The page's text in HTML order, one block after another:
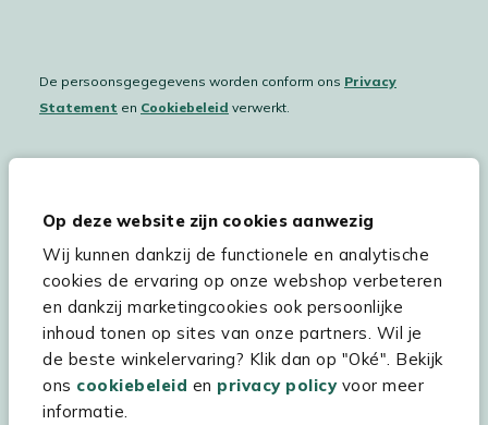
Op deze website zijn cookies aanwezig
Wij kunnen dankzij de functionele en analytische
cookies de ervaring op onze webshop verbeteren
en dankzij marketingcookies ook persoonlijke
inhoud tonen op sites van onze partners. Wil je
de beste winkelervaring? Klik dan op "Oké". Bekijk
ons cookiebeleid en privacy policyvoor meer
informatie.
De persoonsgegegevens worden conform ons Privacy
Statement en Cookiebeleid verwerkt.
Hulp & service
Assortiment
Kees Smit Tuinmeubelen
Experience Stores XXL